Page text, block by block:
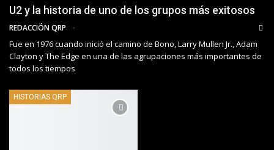
U2 y la historia de uno de los grupos más exitosos
REDACCIÓN QRP
Fue en 1976 cuando inició el camino de Bono, Larry Mullen Jr., Adam
Clayton y The Edge en una de las agrupaciones más importantes de
todos los tiempos
HISTORIAS QRP